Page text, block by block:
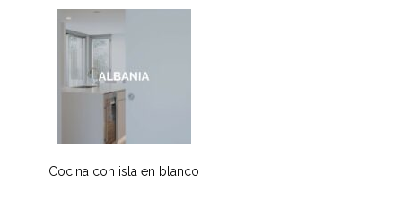
Cocina con isla en blanco